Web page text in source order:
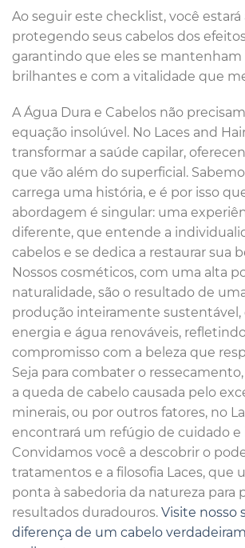
Ao seguir este checklist, você
protegendo seus cabelos dos
garantindo que eles se mantenham
brilhantes e com a vitalidade que
A Água Dura e Cabelos não
equação insolúvel. No Laces and
transformar a saúde capilar,
que vão além do superficial.
carrega uma história, e é por isso
abordagem é singular: uma
diferente, que entende a
cabelos e se dedica a restaurar sua
Nossos cosméticos, com uma alta
naturalidade, são o resultado de
produção inteiramente sustentável,
energia e água renováveis,
compromisso com a beleza que
Seja para combater o
a queda de cabelo causada pelo
minerais, ou por outros fatores, no
encontrará um refúgio de cuidado e
Convidamos você a descobrir o
tratamentos e a filosofia Laces, que
ponta à sabedoria da natureza para
resultados duradouros. Visite nosso
diferença de um cabelo